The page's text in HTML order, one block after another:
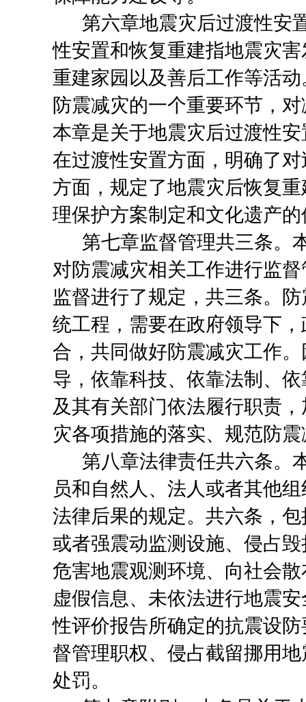
第六章地震灾后过渡性安
性安置和恢复重建指地震灾
重建家园以及善后工作等活
防震减灾的一个重要环节，
本章是关于地震灾后过渡性
在过渡性安置方面，明确了
方面，规定了地震灾后恢复
理保护方案制定和文化遗产
第七章监督管理共三条。
对防震减灾相关工作进行监
监督进行了规定，共三条。
统工程，需要在政府领导下
合，共同做好防震减灾工作
导，依靠科技、依靠法制、
及其有关部门依法履行职责
灾各项措施的落实、规范防
第八章法律责任共六条。
员和自然人、法人或者其他
法律后果的规定。 共六条，
或者强震动监测设施、侵占
危害地震观测环境、向社会
虚假信息、未依法进行地震
性评价报告所确定的抗震设
督管理职权、侵占截留挪用
处罚。